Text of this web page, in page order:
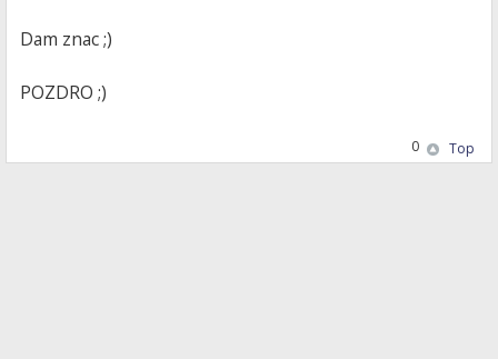
Dam znac ;)
POZDRO ;)
Top
0